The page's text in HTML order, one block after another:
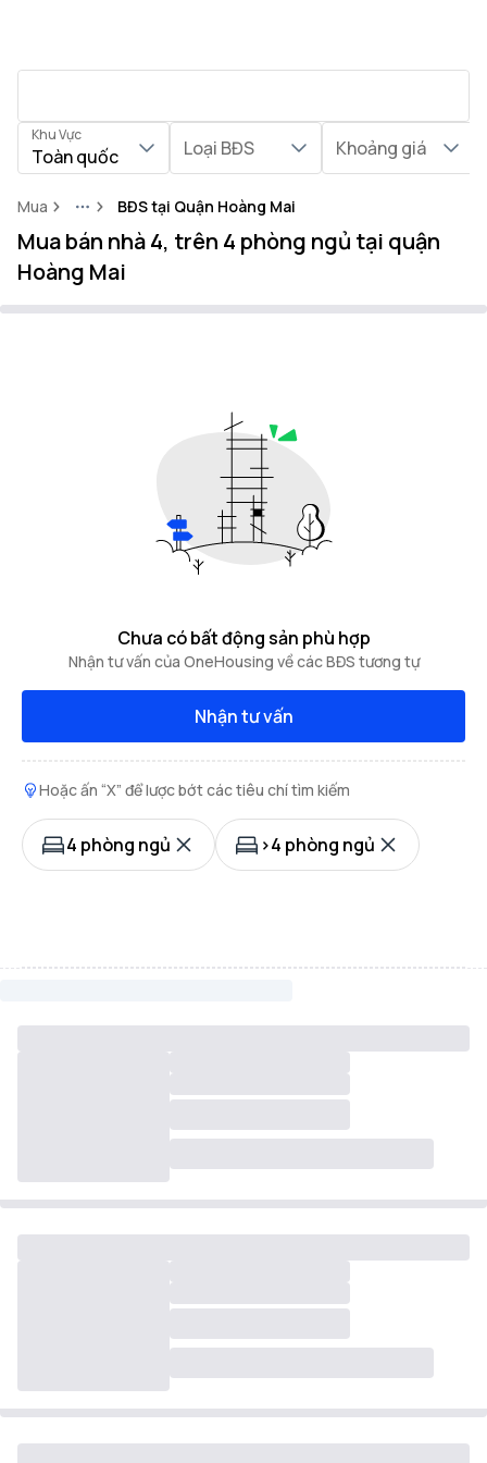
Khu Vực
Toàn quốc Loại BĐS Khoảng giá
Mua MoreBĐS tại Quận Hoàng Mai
Mua bán nhà 4, trên 4 phòng ngủ tại quận
Hoàng Mai
Chưa có bất động sản phù hợp
Nhận tư vấn của OneHousing về các BĐS tương tự
Nhận tư vấn
Hoặc ấn “X” để lược bớt các tiêu chí tìm kiếm
4 phòng ngủ >4 phòng ngủ